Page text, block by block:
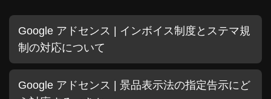
Google アドセンス | インボイス制度とステマ規
制の対応について
Google アドセンス | 景品表示法の指定告示にど